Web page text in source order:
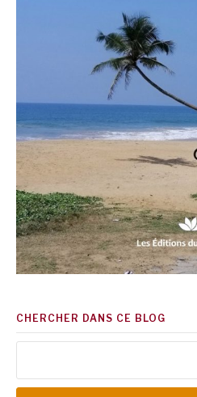
CHERCHER DANS CE BLOG